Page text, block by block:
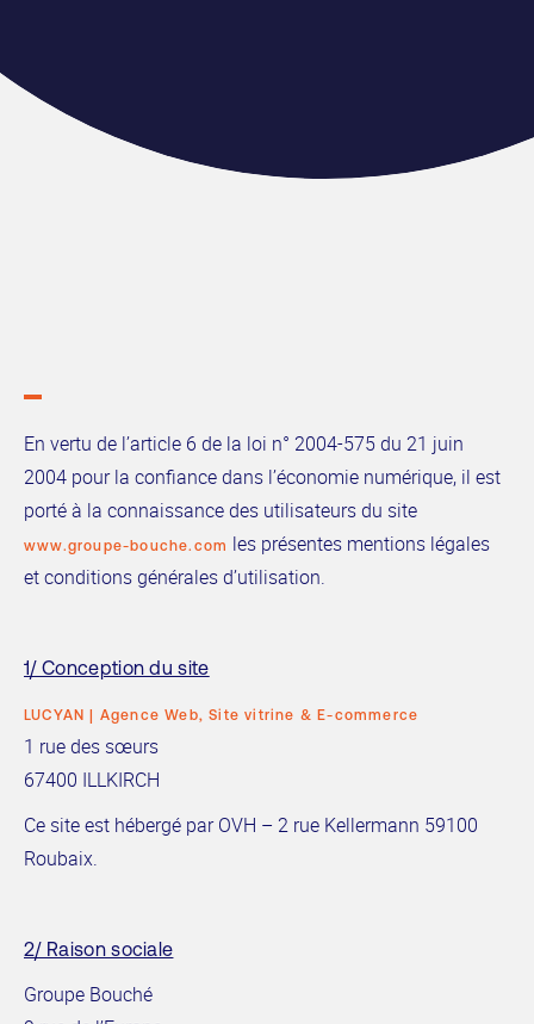
En vertu de l’article 6 de la loi n° 2004-575 du 21 juin
2004 pour la confiance dans l’économie numérique, il est
porté à la connaissance des utilisateurs du site
www.groupe-bouche.com les présentes mentions légales
et conditions générales d’utilisation.
1/ Conception du site
LUCYAN | Agence Web, Site vitrine & E-commerce
1 rue des sœurs
67400 ILLKIRCH
Ce site est hébergé par OVH – 2 rue Kellermann 59100
Roubaix.
2/ Raison sociale
Groupe Bouché